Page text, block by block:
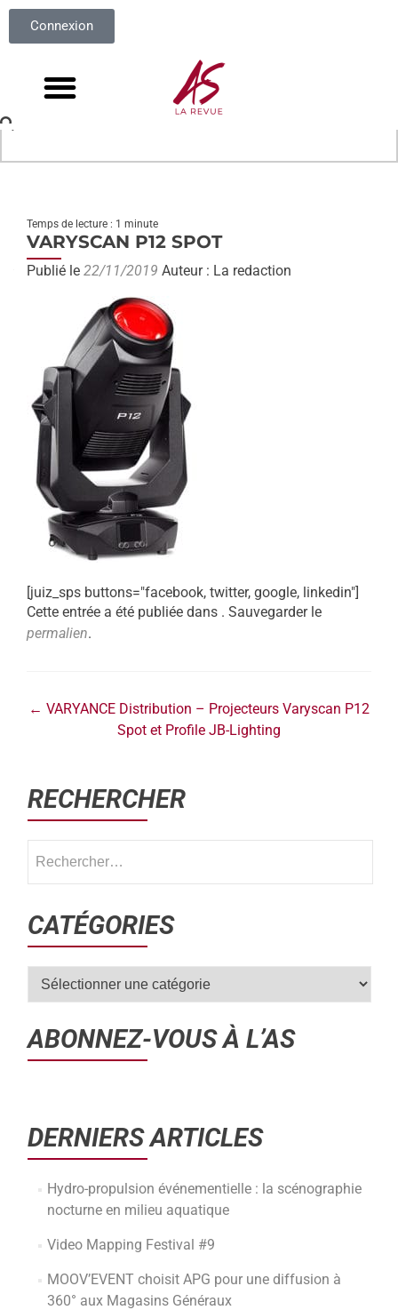
Connexion
Temps de lecture : 1 minute
VARYSCAN P12 SPOT
Publié le 22/11/2019 Auteur : La redaction
[juiz_sps buttons="facebook, twitter, google, linkedin"]
Cette entrée a été publiée dans . Sauvegarder le
permalien.
← VARYANCE Distribution – Projecteurs Varyscan P12
Spot et Profile JB-Lighting
RECHERCHER
CATÉGORIES
ABONNEZ-VOUS À L’AS
DERNIERS ARTICLES
Hydro-propulsion événementielle : la scénographie
nocturne en milieu aquatique
Video Mapping Festival #9
MOOV’EVENT choisit APG pour une diffusion à
360° aux Magasins Généraux